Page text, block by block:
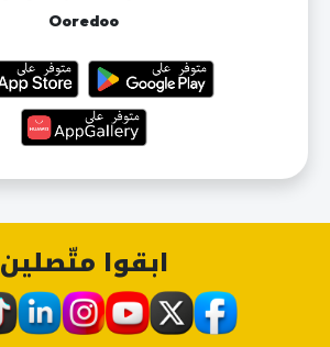
Ooredoo
ابقوا متّصلين